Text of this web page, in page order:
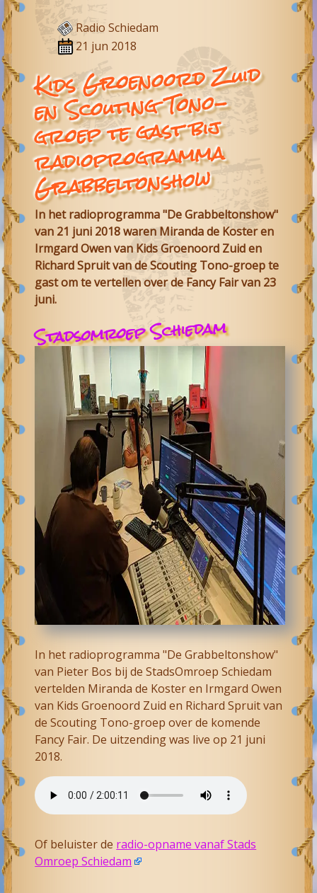
Radio Schiedam
21 jun 2018
Kids Groenoord Zuid
en Scouting Tono-
groep te gast bij
radioprogramma
Grabbeltonshow
In het radioprogramma "De Grabbeltonshow"
van 21 juni 2018 waren Miranda de Koster en
Irmgard Owen van Kids Groenoord Zuid en
Richard Spruit van de Scouting Tono-groep te
gast om te vertellen over de Fancy Fair van 23
juni.
Stadsomroep Schiedam
In het radioprogramma "De Grabbeltonshow"
van Pieter Bos bij de StadsOmroep Schiedam
vertelden Miranda de Koster en Irmgard Owen
van Kids Groenoord Zuid en Richard Spruit van
de Scouting Tono-groep over de komende
Fancy Fair. De uitzending was live op 21 juni
2018.
Of beluister de radio-opname vanaf Stads
Omroep Schiedam